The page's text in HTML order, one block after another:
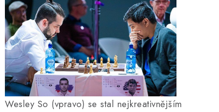
Wesley So (vpravo) se stal nejkreativnějším